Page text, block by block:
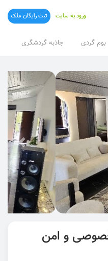
بوم گردی جاذبه گردشگری
ورود به سایت ثبت رایگان ملک
و امن